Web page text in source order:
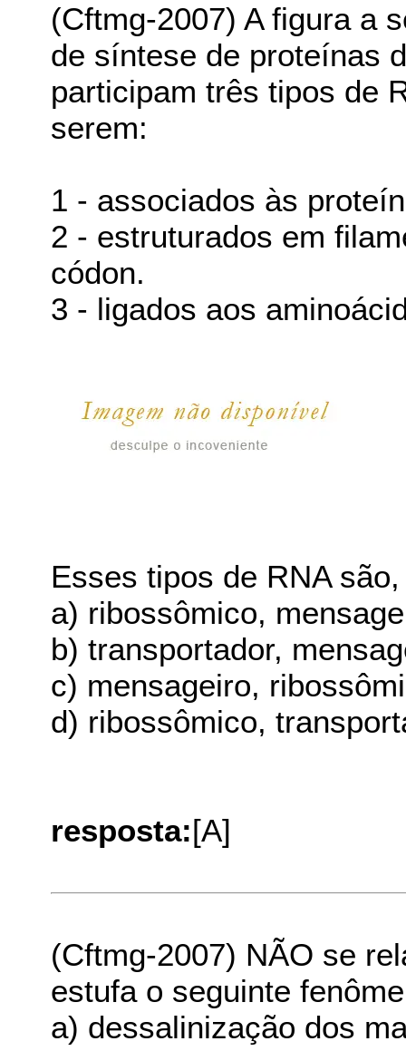
(Cftmg-2007) A figura a
de síntese de proteínas
participam três tipos de
serem:
1 - associados às
2 - estruturados em
códon.
3 - ligados aos
Esses tipos de RNA
a) ribossômico,
b) transportador,
c) mensageiro,
d) ribossômico,
resposta:[A]
(Cftmg-2007) NÃO se
estufa o seguinte
a) dessalinização dos